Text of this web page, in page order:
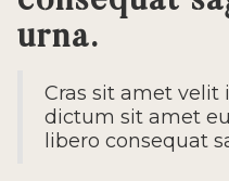
urna.
Cras sit amet
dictum sit amet
libero consequat